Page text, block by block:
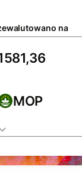
na
MOP